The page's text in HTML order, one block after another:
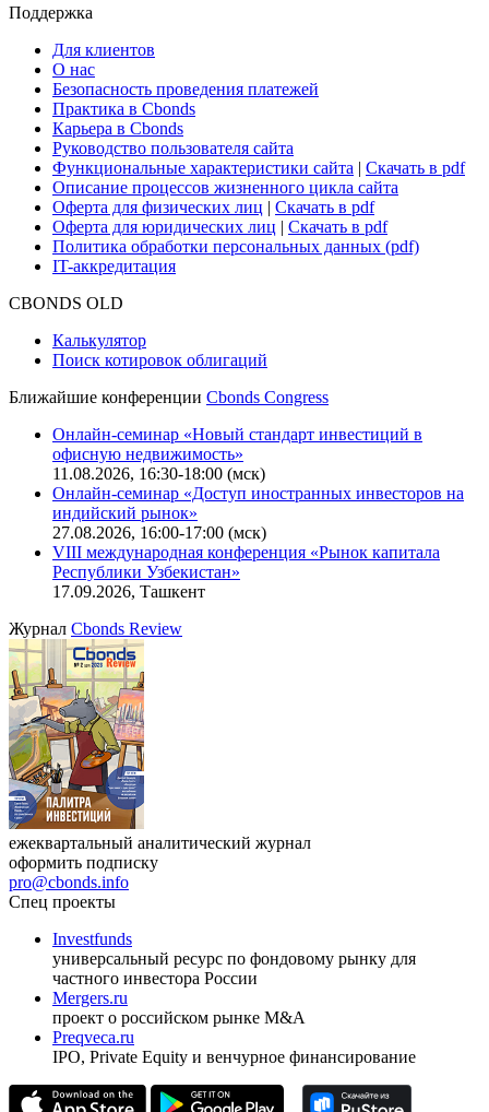
Поддержка
Для клиентов
О нас
Безопасность проведения платежей
Практика в Cbonds
Карьера в Cbonds
Руководство пользователя сайта
Функциональные характеристики сайта | Скачать в pdf
Описание процессов жизненного цикла сайта
Оферта для физических лиц | Скачать в pdf
Оферта для юридических лиц | Скачать в pdf
Политика обработки персональных данных (pdf)
IT-аккредитация
CBONDS OLD
Калькулятор
Поиск котировок облигаций
Ближайшие конференции Cbonds Congress
Онлайн-семинар «Новый стандарт инвестиций в
офисную недвижимость»
11.08.2026, 16:30-18:00 (мск)
Онлайн-семинар «Доступ иностранных инвесторов на
индийский рынок»
27.08.2026, 16:00-17:00 (мск)
VIII международная конференция «Рынок капитала
Республики Узбекистан»
17.09.2026, Ташкент
Журнал Cbonds Review
ежеквартальный аналитический журнал
оформить подписку
pro@cbonds.info
Спец проекты
Investfunds
универсальный ресурс по фондовому рынку для
частного инвестора России
Mergers.ru
проект о российском рынке M&A
Preqveca.ru
IPO, Private Equity и венчурное финансирование